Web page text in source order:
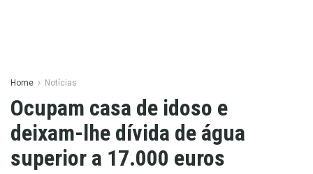
Home Notícias
Ocupam casa de idoso e
deixam-lhe dívida de água
superior a 17.000 euros